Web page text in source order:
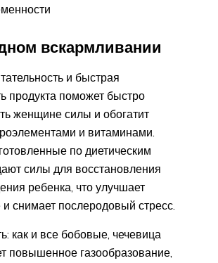
вскармливании
и быстрая
продукта поможет быстро
женщине силы и обогатит
и витаминами.
по диетическим
силы для восстановления
ребенка, что улучшает
и снимает послеродовый стресс.
как и все бобовые, чечевица
повышенное газообразование,